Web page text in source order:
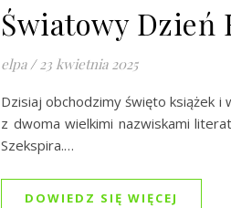
Światowy Dzień
elpa / 23 kwietnia 2025
Dzisiaj obchodzimy święto książek
z dwoma wielkimi nazwiskami
Szekspira.…
DOWIEDZ SIĘ WIĘCEJ